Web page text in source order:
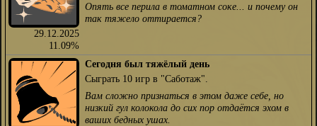
29.12.2025
11.09%
Опять все перила в томатном соке... и почему он
так тяжело оттирается?
Сегодня был тяжёлый день
Сыграть 10 игр в "Саботаж".
Вам сложно признаться в этом даже себе, но
низкий гул колокола до сих пор отдаётся эхом в
ваших бедных ушах.